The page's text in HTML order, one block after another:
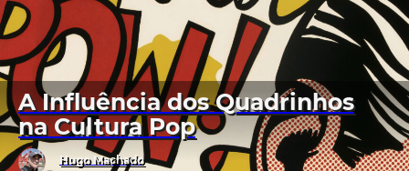
A Influência dos Quadrinhos
na Cultura Pop
Hugo Machado